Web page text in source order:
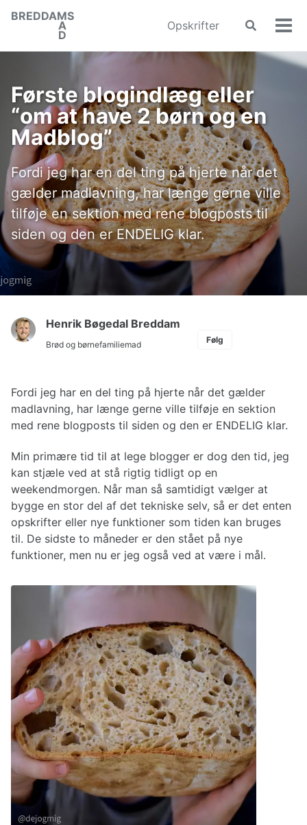
Skip
Skip
Skip
BREDDAM
A
D
S
Opskrifter
Toggle Vis/
Første blogindlæg eller
“om at have 2 børn og en
Madblog”
Fordi jeg har en del ting på hjerte når det
gælder madlavning, har længe gerne ville
tilføje en sektion med rene blogposts til
siden og den er ENDELIG klar.
Henrik Bøgedal Breddam
Brød og børnefamiliemad Følg
Fordi jeg har en del ting på hjerte når det gælder
madlavning, har længe gerne ville tilføje en sektion
med rene blogposts til siden og den er ENDELIG klar.
Min primære tid til at lege blogger er dog den tid, jeg
kan stjæle ved at stå rigtig tidligt op en
weekendmorgen. Når man så samtidigt vælger at
bygge en stor del af det tekniske selv, så er det enten
opskrifter eller nye funktioner som tiden kan bruges
til. De sidste to måneder er den stået på nye
funktioner, men nu er jeg også ved at være i mål.